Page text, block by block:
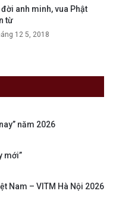
đời anh minh, vua Phật
từ
12 5, 2018
năm 2026
mới”
Nam – VITM Hà Nội 2026